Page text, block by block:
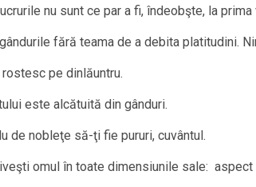
nu sunt ce par a fi, îndeobşte, la prima
fără teama de a debita platitudini.
pe dinlăuntru.
este alcătuită din gânduri.
de nobleţe să-ţi fie pururi, cuvântul.
omul în toate dimensiunile sale: aspect